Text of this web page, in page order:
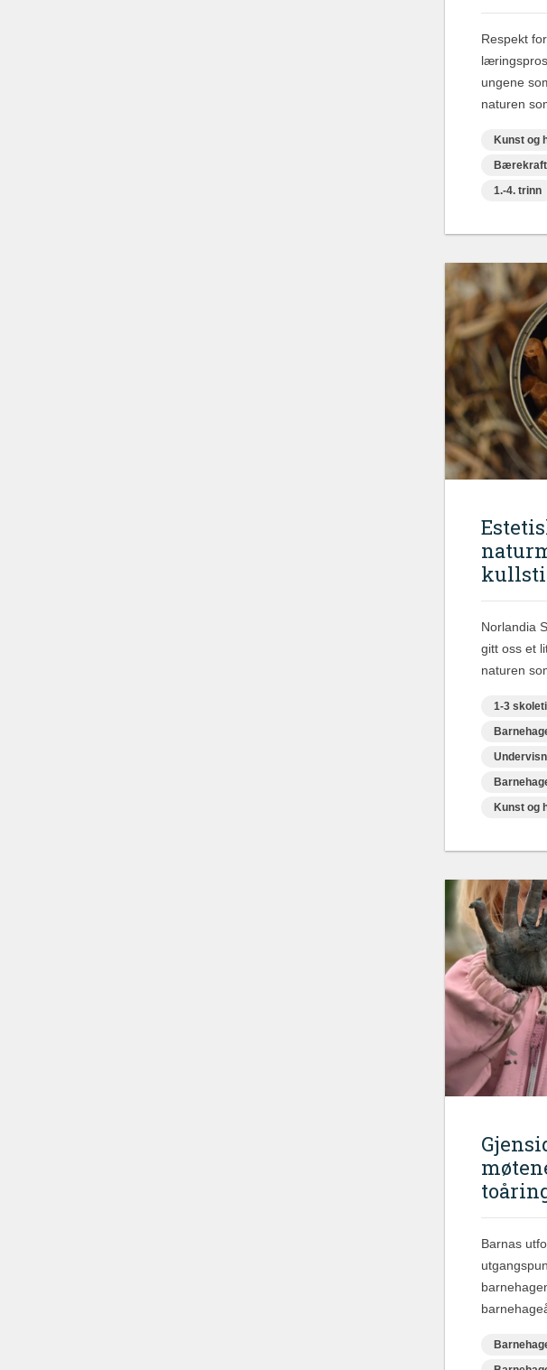
Respekt
ungene
naturen
Kunst og
1.-4. trinn
Norlandia
gitt oss et
naturen
1-3
Kunst og
Barnas